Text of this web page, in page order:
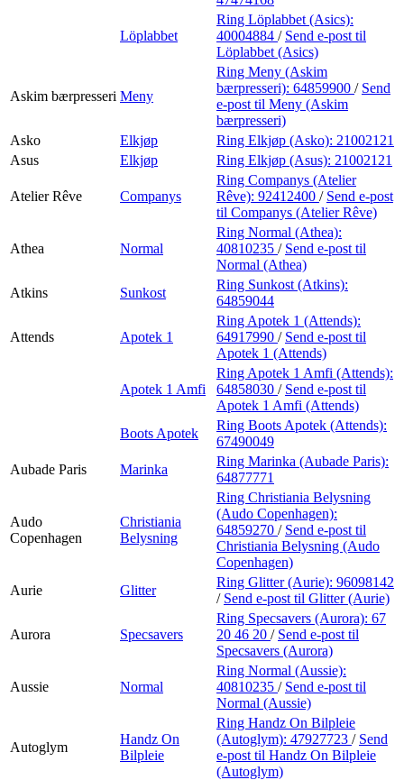
Löplabbet
Ring Löplabbet (Asics):
40004884 / Send e-post til
Löplabbet (Asics)
Askim bærpresseri Meny
Ring Meny (Askim
bærpresseri): 64859900 / Send
e-post til Meny (Askim
bærpresseri)
Asko
Elkjøp Ring Elkjøp (Asko): 21002121
Asus
Elkjøp Ring Elkjøp (Asus): 21002121
Atelier Rêve Companys
Ring Companys (Atelier
Rêve): 92412400 / Send e-post
til Companys (Atelier Rêve)
Athea Normal
Ring Normal (Athea):
40810235 / Send e-post til
Normal (Athea)
Atkins
Sunkost
Ring Sunkost (Atkins):
64859044
Attends Apotek 1
Ring Apotek 1 (Attends):
64917990 / Send e-post til
Apotek 1 (Attends)
Apotek 1 Amfi
Ring Apotek 1 Amfi (Attends):
64858030 / Send e-post til
Apotek 1 Amfi (Attends)
Boots Apotek
Ring Boots Apotek (Attends):
67490049
Aubade Paris
Marinka
Ring Marinka (Aubade Paris):
64877771
Audo
Copenhagen
Christiania
Belysning
Ring Christiania Belysning
(Audo Copenhagen):
64859270 / Send e-post til
Christiania Belysning (Audo
Copenhagen)
Aurie
Glitter
Ring Glitter (Aurie): 96098142
/ Send e-post til Glitter (Aurie)
Aurora Specsavers
Ring Specsavers (Aurora): 67
20 46 20 / Send e-post til
Specsavers (Aurora)
Aussie Normal
Ring Normal (Aussie):
40810235 / Send e-post til
Normal (Aussie)
Autoglym
Handz On
Bilpleie
Ring Handz On Bilpleie
(Autoglym): 47927723 / Send
e-post til Handz On Bilpleie
(Autoglym)